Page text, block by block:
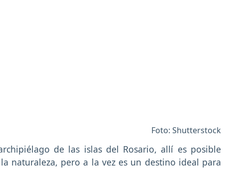
Foto: Shutterstock
de las islas del Rosario, allí es posible
naturaleza, pero a la vez es un destino ideal para